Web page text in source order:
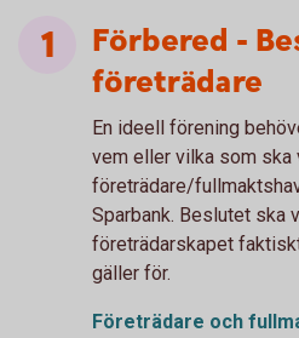
Förbered -
företrädare
En ideell förening
vem eller vilka som ska
företrädare/
Sparbank. Beslutet ska
företrädarskapet
gäller för.
Företrädare och